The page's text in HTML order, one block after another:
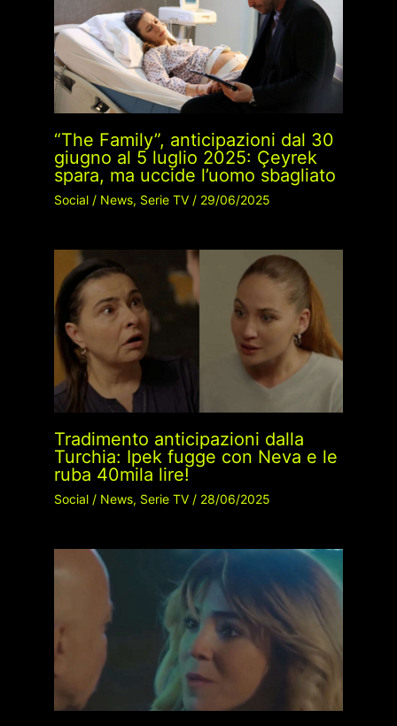
“The Family”, anticipazioni dal 30
giugno al 5 luglio 2025: Çeyrek
spara, ma uccide l’uomo sbagliato
Social/ News, Serie TV/ 29/06/2025
Tradimento anticipazioni dalla
Turchia: Ipek fugge con Neva e le
ruba 40mila lire!
Social/ News, Serie TV/ 28/06/2025